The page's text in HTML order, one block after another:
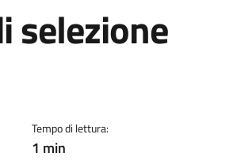
selezione
Tempo di lettura:
1 min